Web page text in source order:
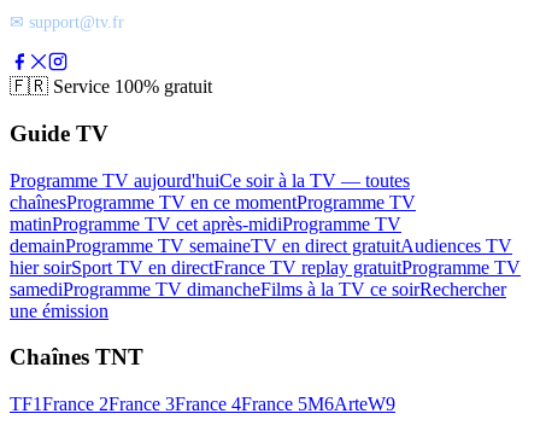
✉ support@tv.fr
🇫🇷 Service 100% gratuit
Guide TV
Programme TV aujourd'huiCe soir à la TV — toutes
chaînesProgramme TV en ce momentProgramme TV
matinProgramme TV cet après-midiProgramme TV
demainProgramme TV semaineTV en direct gratuitAudiences TV
hier soirSport TV en directFrance TV replay gratuitProgramme TV
samediProgramme TV dimancheFilms à la TV ce soirRechercher
une émission
Chaînes TNT
TF1France 2France 3France 4France 5M6ArteW9